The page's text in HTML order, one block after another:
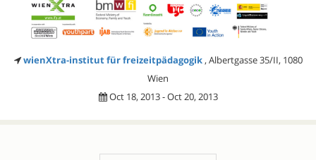
wienXtra-institut für freizeitpädagogik , Albertgasse 35/II, 1080
Wien
Oct 18, 2013 - Oct 20, 2013